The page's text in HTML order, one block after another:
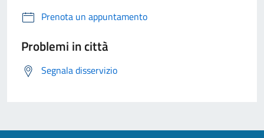
Prenota un appuntamento
Problemi in città
Segnala disservizio